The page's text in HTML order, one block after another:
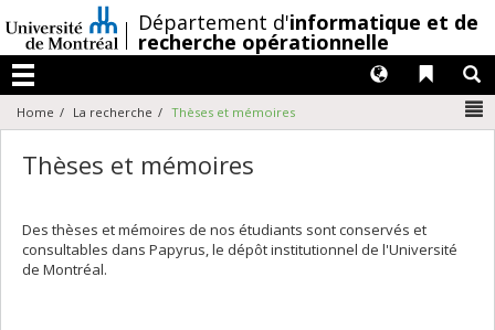
au
contenu
/Département d'informatique et de
recherche opérationnelle
Menu
Liens
Langues
Home La recherche Thèses et mémoires
Thèses et mémoires
Des thèses et mémoires de nos étudiants sont conservés et
consultables dans Papyrus, le dépôt institutionnel de l'Université
de Montréal.